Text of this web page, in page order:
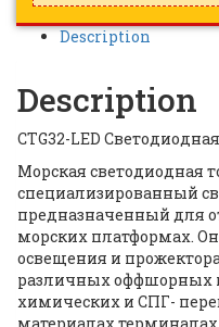
Description
Description
CTG32-LED
Морская светодиодная
специализированный
предназначенный для
морских платформах.
освещения и
различных оффшорных
химических и СПГ-